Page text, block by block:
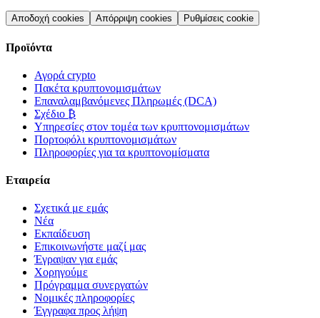
Αποδοχή cookies Απόρριψη cookies Ρυθμίσεις cookie
Προϊόντα
Αγορά crypto
Πακέτα κρυπτονομισμάτων
Επαναλαμβανόμενες Πληρωμές (DCA)
Σχέδιο ₿
Υπηρεσίες στον τομέα των κρυπτονομισμάτων
Πορτοφόλι κρυπτονομισμάτων
Πληροφορίες για τα κρυπτονομίσματα
Εταιρεία
Σχετικά με εμάς
Νέα
Εκπαίδευση
Επικοινωνήστε μαζί μας
Έγραψαν για εμάς
Χορηγούμε
Πρόγραμμα συνεργατών
Νομικές πληροφορίες
Έγγραφα προς λήψη